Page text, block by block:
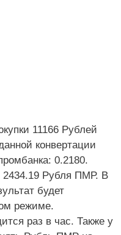
11166 Рублей
конвертации
0.2180.
2434.19 Рубля ПМР. В
будет
режиме.
раз в час. Также у